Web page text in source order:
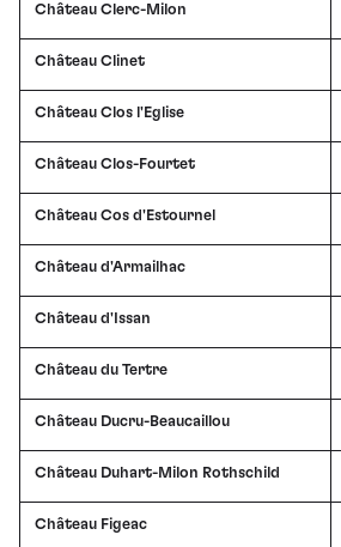
Château Clerc-Milon
Château Clinet
Château Clos l'Eglise
Château Clos-Fourtet
Château Cos d'Estournel
Château d'Armailhac
Château d'Issan
Château du Tertre
Château Ducru-Beaucaillou
Château Duhart-Milon Rothschild
Château Figeac